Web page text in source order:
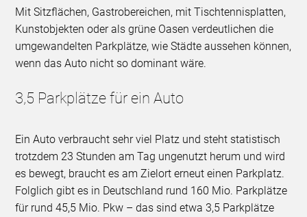
Mit Sitzflächen, Gastrobereichen, mit Tischtennisplatten,
Kunstobjekten oder als grüne Oasen verdeutlichen die
umgewandelten Parkplätze, wie Städte aussehen können,
wenn das Auto nicht so dominant wäre.
3,5 Parkplätze für ein Auto
Ein Auto verbraucht sehr viel Platz und steht statistisch
trotzdem 23 Stunden am Tag ungenutzt herum und wird
es bewegt, braucht es am Zielort erneut einen Parkplatz.
Folglich gibt es in Deutschland rund 160 Mio. Parkplätze
für rund 45,5 Mio. Pkw – das sind etwa 3,5 Parkplätze